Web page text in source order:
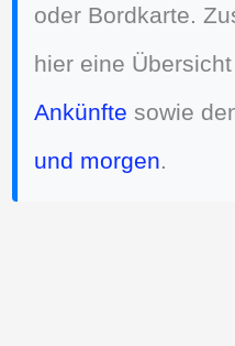
oder Bordkarte.
hier eine
Ankünfte sowie
und morgen.